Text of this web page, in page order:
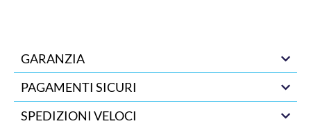
GARANZIA
PAGAMENTI SICURI
SPEDIZIONI VELOCI